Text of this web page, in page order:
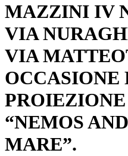
MAZZINI IV
VIA
VIA
OCCASIONE
“NEMOS
MARE”.